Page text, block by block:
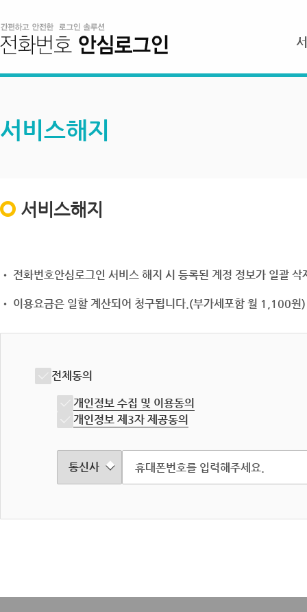
서비스해지
서비스해지
• 전화번호안심로그인 서비스 해지 시 등록된 계정 정보가 일괄
• 이용요금은 일할 계산되어 청구됩니다.(부가세포함 월 1,100원)
전체동의
개인정보 수집 및 이용동의
개인정보 제3자 제공동의